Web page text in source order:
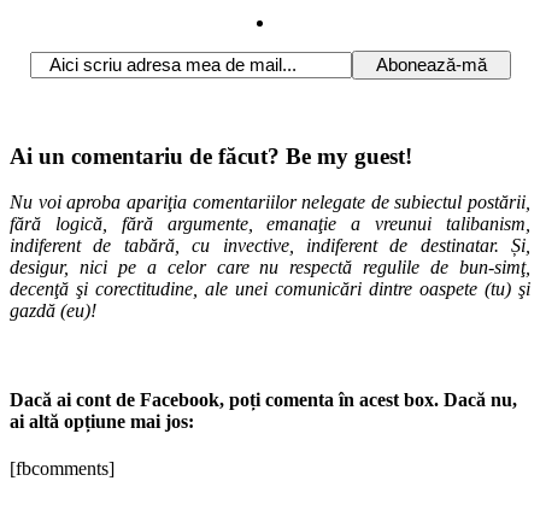
Ai un comentariu de făcut? Be my guest!
Nu voi aproba apariţia comentariilor nelegate de subiectul postării,
fără logică, fără argumente, emanaţie a vreunui talibanism,
indiferent de tabără, cu invective, indiferent de destinatar. Și,
desigur, nici pe a celor care nu respectă regulile de bun-simţ,
decenţă şi corectitudine, ale unei comunicări dintre oaspete (tu) şi
gazdă (eu)!
Dacă ai cont de Facebook, poți comenta în acest box. Dacă nu,
ai altă opțiune mai jos:
[fbcomments]